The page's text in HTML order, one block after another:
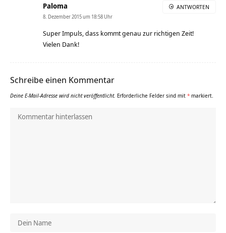
Paloma
8. Dezember 2015 um 18:58 Uhr
Super Impuls, dass kommt genau zur richtigen Zeit!
Vielen Dank!
ANTWORTEN
Schreibe einen Kommentar
Deine E-Mail-Adresse wird nicht veröffentlicht. Erforderliche Felder sind mit * markiert.